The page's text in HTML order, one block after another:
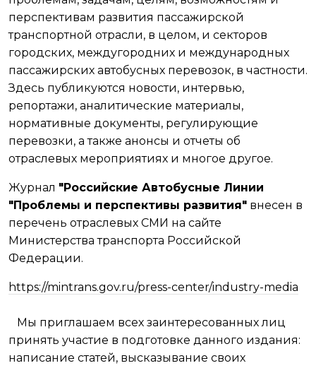
перспективам развития пассажирской
транспортной отрасли, в целом, и секторов
городских, междугородних и международных
пассажирских автобусных перевозок, в частности.
Здесь публикуются новости, интервью,
репортажи, аналитические материалы,
нормативные документы, регулирующие
перевозки, а также анонсы и отчеты об
отраслевых мероприятиях и многое другое.
Журнал "Российские Автобусные Линии
"Проблемы и перспективы развития" внесен в
перечень отраслевых СМИ на сайте
Министерства транспорта Российской
Федерации.
https://mintrans.gov.ru/press-center/industry-media
Мы приглашаем всех заинтересованных лиц
принять участие в подготовке данного издания:
написание статей, высказывание своих